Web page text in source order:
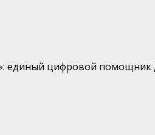
единый цифровой помощник